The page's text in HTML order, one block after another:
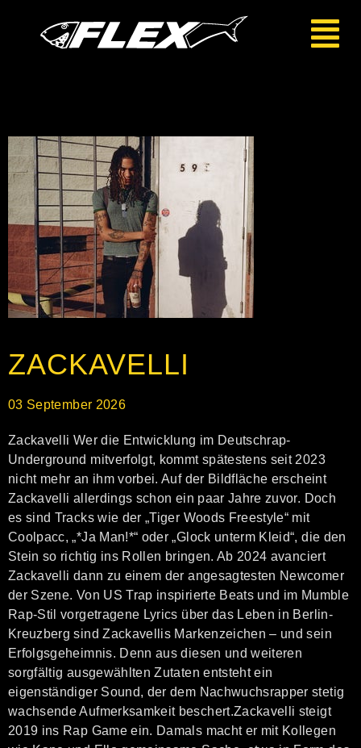
ZACKAVELLI
03 September 2026
Zackavelli Wer die Entwicklung im Deutschrap-
Underground mitverfolgt, kommt spätestens seit 2023
nicht mehr an ihm vorbei. Auf der Bildfläche erscheint
Zackavelli allerdings schon ein paar Jahre zuvor. Doch
es sind Tracks wie der „Tiger Woods Freestyle“ mit
Coolpacc, „*Ja Man!*“ oder „Glock unterm Kleid“, die den
Stein so richtig ins Rollen bringen. Ab 2024 avanciert
Zackavelli dann zu einem der angesagtesten Newcomer
der Szene. Von US Trap inspirierte Beats und im Mumble
Rap-Stil vorgetragene Lyrics über das Leben in Berlin-
Kreuzberg sind Zackavellis Markenzeichen – und sein
Erfolgsgeheimnis. Denn aus diesen und weiteren
sorgfältig ausgewählten Zutaten entsteht ein
eigenständiger Sound, der dem Nachwuchsrapper stetig
wachsende Aufmerksamkeit beschert.Zackavelli steigt
2019 ins Rap Game ein. Damals macht er mit Kollegen